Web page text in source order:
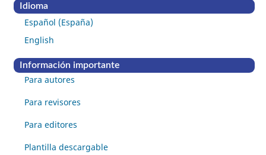
Idioma
Español (España)
English
Información importante
Para autores
Para revisores
Para editores
Plantilla descargable